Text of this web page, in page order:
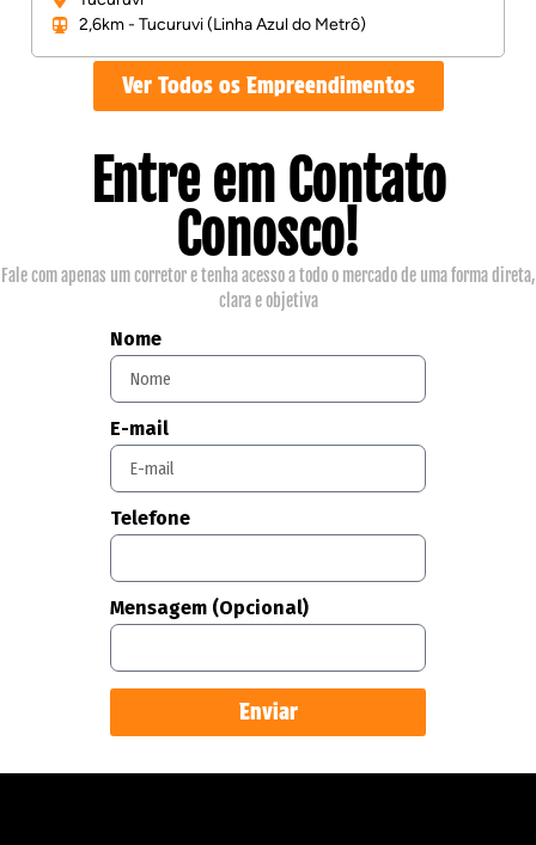
2,6km - Tucuruvi (Linha Azul do Metrô)
Ver Todos os Empreendimentos
Entre em Contato
Conosco!
Fale com apenas um corretor e tenha acesso a todo o mercado de uma forma direta,
clara e objetiva
Nome
E-mail
Telefone
Mensagem (Opcional)
Enviar